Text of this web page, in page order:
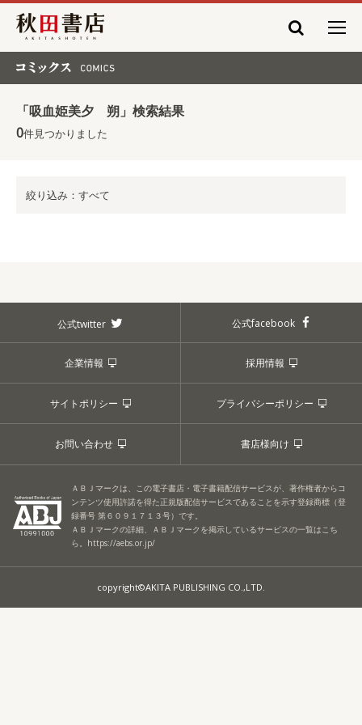
秋田書店
「吸血姫美夕 朔」検索結果
0件見つかりました
絞り込み：すべて
公式twitter 公式facebook
企業情報 採用情報
サイトポリシー プライバシーポリシー
お問い合わせ 書店様向け
ＡＢＪマークは、この電子書店・電子書籍配信サービスが、著作権者からコ
ンテンツ使用許諾を得た正規版配信サービスであることを示す登録商標（登
録番号 第６０９１７１３号）です。
ＡＢＪマークの詳細、ＡＢＪマークを掲示しているサービスの一覧はこち
ら。 https://aebs.or.jp/
copyright©AKITA PUBLISHING CO.,LTD.